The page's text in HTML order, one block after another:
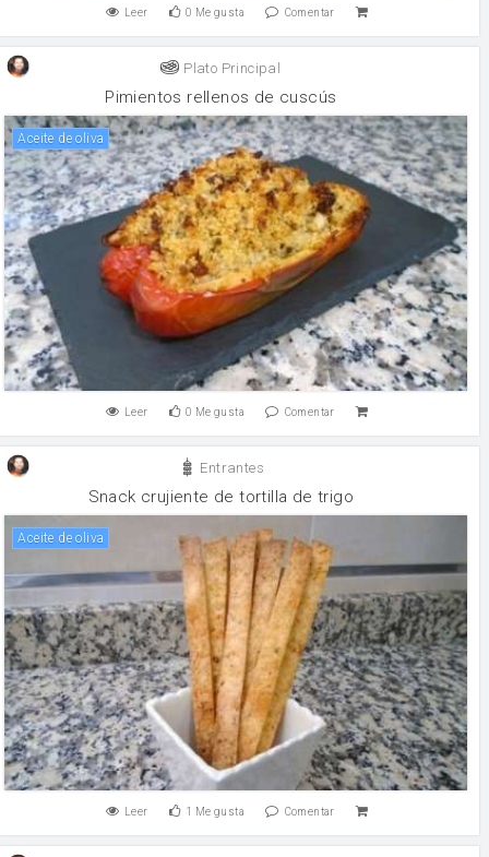
Leer 0 Me gusta Comentar
Plato Principal
Pimientos rellenos de cuscús
aceite de oliva
Leer 0 Me gusta Comentar
Entrantes
Snack crujiente de tortilla de trigo
aceite de oliva
Leer 1 Me gusta Comentar